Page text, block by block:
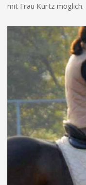
mit Frau Kurtz möglich.